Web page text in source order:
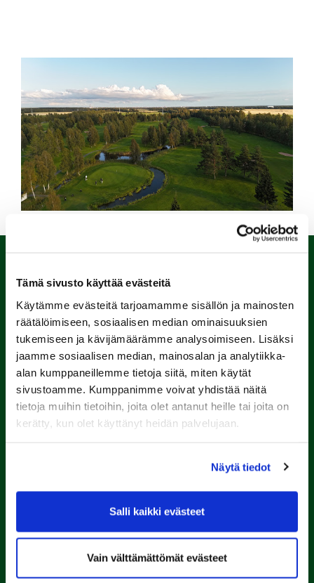
Tämä sivusto käyttää evästeitä
Käytämme evästeitä tarjoamamme sisällön ja mainosten
räätälöimiseen, sosiaalisen median ominaisuuksien
tukemiseen ja kävijämäärämme analysoimiseen. Lisäksi
jaamme sosiaalisen median, mainosalan ja analytiikka-
alan kumppaneillemme tietoja siitä, miten käytät
sivustoamme. Kumppanimme voivat yhdistää näitä
tietoja muihin tietoihin, joita olet antanut heille tai joita on
kerätty, kun olet käyttänyt heidän palvelujaan.
Näytä tiedot
Salli kaikki evästeet
Vain välttämättömät evästeet
Porin Golfkerho ry
caddie-master@kalafornia.com
Lähetä WhatsApp-viesti
Toimistotoimisto@kalafornia.com
Kalafornia on lasten,